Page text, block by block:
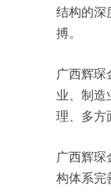
结构的深
搏。
广西辉琛
业、制造
理、多方
广西辉琛
构体系完